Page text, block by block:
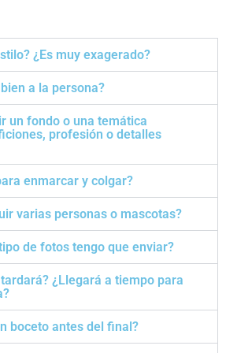
¿Es muy exagerado?
a la persona?
un fondo o una temática
profesión o detalles
enmarcar y colgar?
varias personas o mascotas?
de fotos tengo que enviar?
¿Llegará a tiempo para
boceto antes del final?